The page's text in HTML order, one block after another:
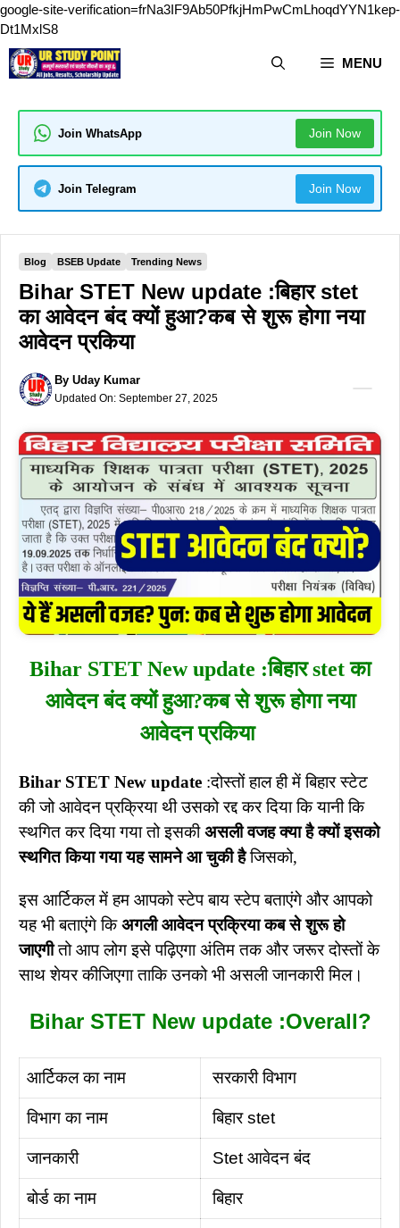
google-site-verification=frNa3IF9Ab50PfkjHmPwCmLhoqdYYN1kep-
Dt1MxlS8Skip
to
content
MENU
Join WhatsApp Join Now
Join Telegram Join Now
Blog BSEB Update Trending News
Bihar STET New update :बिहार stet
का आवेदन बंद क्यों हुआ?कब से शुरू होगा नया
आवेदन प्रकिया
By Uday Kumar
Updated On: September 27, 2025
Bihar STET New update :बिहार stet का
आवेदन बंद क्यों हुआ?कब से शुरू होगा नया
आवेदन प्रकिया
Bihar STET New update :दोस्तों हाल ही में बिहार स्टेट
की जो आवेदन प्रक्रिया थी उसको रद्द कर दिया कि यानी कि
स्थगित कर दिया गया तो इसकीअसली वजह क्या है क्यों इसको
स्थगित किया गया यह सामने आ चुकी हैजिसको,
इस आर्टिकल में हम आपको स्टेप बाय स्टेप बताएंगे और आपको
यह भी बताएंगे किअगली आवेदन प्रक्रिया कब से शुरू हो
जाएगीतो आप लोग इसे पढ़िएगा अंतिम तक और जरूर दोस्तों के
साथ शेयर कीजिएगा ताकि उनको भी असली जानकारी मिल।
Bihar STET New update :Overall?
आर्टिकल का नाम सरकारी विभाग
विभाग का नाम बिहार stet
जानकारी Stet आवेदन बंद
बोर्ड का नाम बिहार